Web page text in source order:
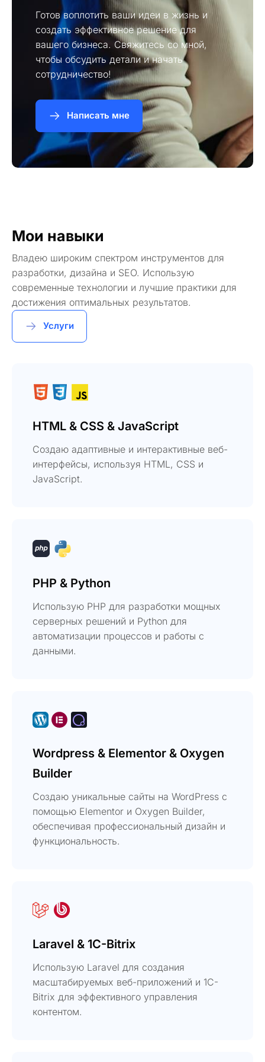
Готов воплотить ваши идеи в жизнь и
создать эффективное решение для
вашего бизнеса. Свяжитесь со мной,
чтобы обсудить детали и начать
сотрудничество!
Написать мне
Мои навыки
Владею широким спектром инструментов для
разработки, дизайна и SEO. Использую
современные технологии и лучшие практики для
достижения оптимальных результатов.
Услуги
HTML & CSS & JavaScript
Создаю адаптивные и интерактивные веб-
интерфейсы, используя HTML, CSS и
JavaScript.
PHP & Python
Использую PHP для разработки мощных
серверных решений и Python для
автоматизации процессов и работы с
данными.
Wordpress & Elementor & Oxygen
Builder
Создаю уникальные сайты на WordPress с
помощью Elementor и Oxygen Builder,
обеспечивая профессиональный дизайн и
функциональность.
Laravel & 1C-Bitrix
Использую Laravel для создания
масштабируемых веб-приложений и 1C-
Bitrix для эффективного управления
контентом.